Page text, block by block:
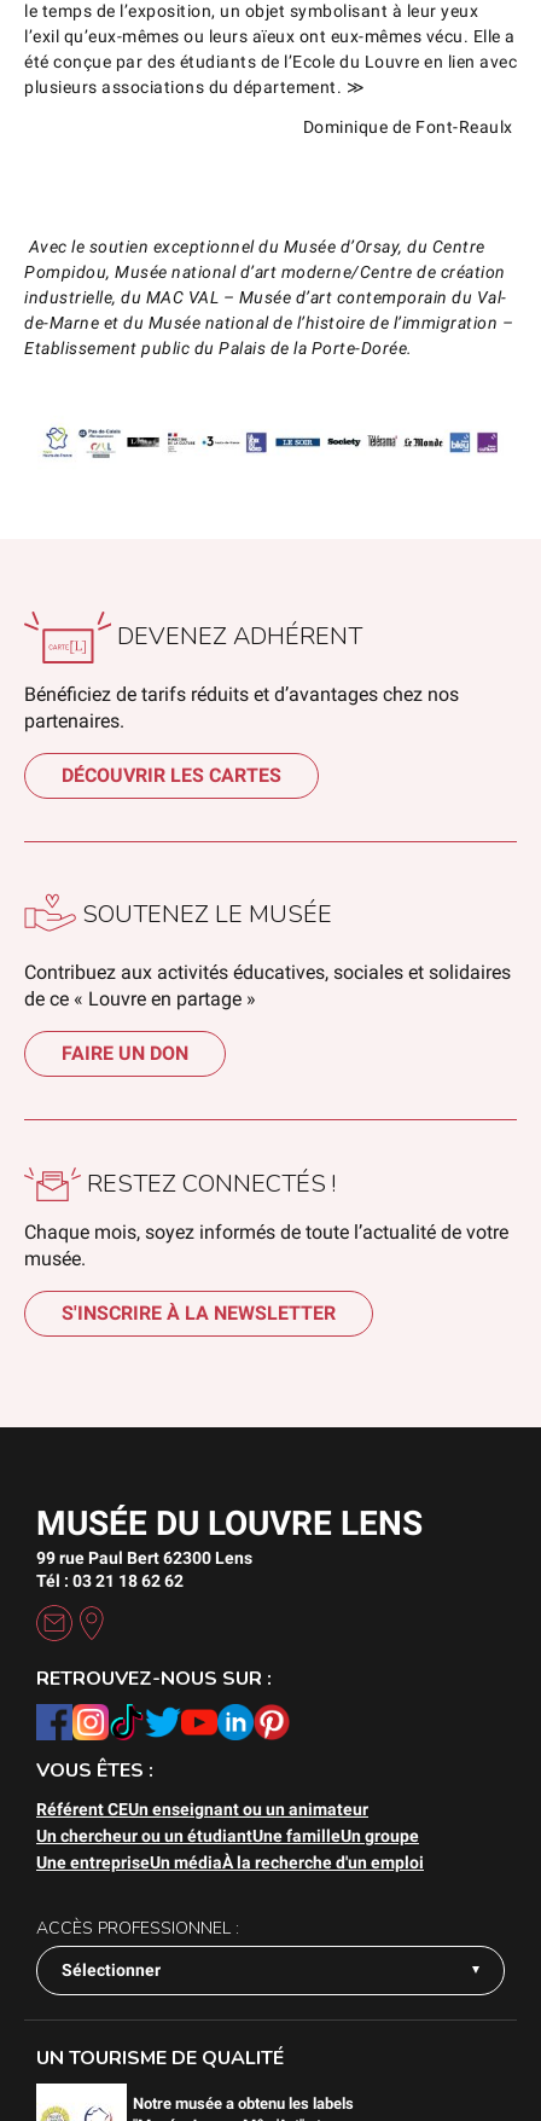
le temps de l’exposition, un objet symbolisant à leur yeux
l’exil qu’eux-mêmes ou leurs aïeux ont eux-mêmes vécu. Elle a
été conçue par des étudiants de l’Ecole du Louvre en lien avec
plusieurs associations du département. ≫
Dominique de Font-Reaulx
Avec le soutien exceptionnel du Musée d’Orsay, du Centre
Pompidou, Musée national d’art moderne/Centre de création
industrielle, du MAC VAL – Musée d’art contemporain du Val-
de-Marne et du Musée national de l’histoire de l’immigration –
Etablissement public du Palais de la Porte-Dorée.
DEVENEZ ADHÉRENT
Bénéficiez de tarifs réduits et d’avantages chez nos
partenaires.
DÉCOUVRIR LES CARTES
SOUTENEZ LE MUSÉE
Contribuez aux activités éducatives, sociales et solidaires
de ce « Louvre en partage »
FAIRE UN DON
RESTEZ CONNECTÉS !
Chaque mois, soyez informés de toute l’actualité de votre
musée.
S'INSCRIRE À LA NEWSLETTER
MUSÉE DU LOUVRE LENS
99 rue Paul Bert 62300 Lens
Tél : 03 21 18 62 62
RETROUVEZ-NOUS SUR :
VOUS ÊTES :
Référent CEUn enseignant ou un animateur
Un chercheur ou un étudiantUne familleUn groupe
Une entrepriseUn médiaÀ la recherche d'un emploi
ACCÈS PROFESSIONNEL :
Sélectionner
UN TOURISME DE QUALITÉ
Notre musée a obtenu les labels